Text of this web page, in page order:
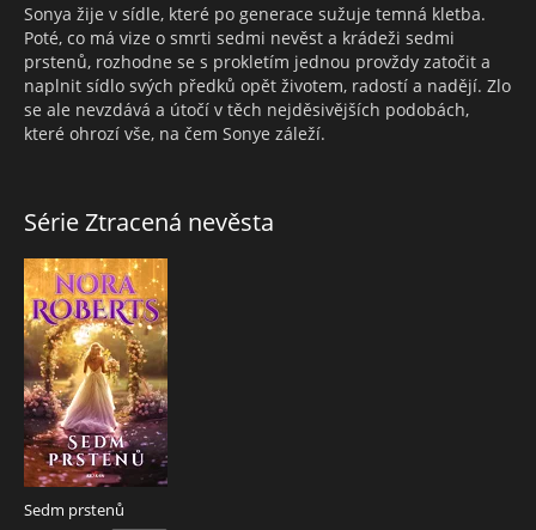
Sonya žije v sídle, které po generace sužuje temná kletba.
Poté, co má vize o smrti sedmi nevěst a krádeži sedmi
prstenů, rozhodne se s prokletím jednou provždy zatočit a
naplnit sídlo svých předků opět životem, radostí a nadějí. Zlo
se ale nevzdává a útočí v těch nejděsivějších podobách,
které ohrozí vše, na čem Sonye záleží.
Série Ztracená nevěsta
Sedm prstenů